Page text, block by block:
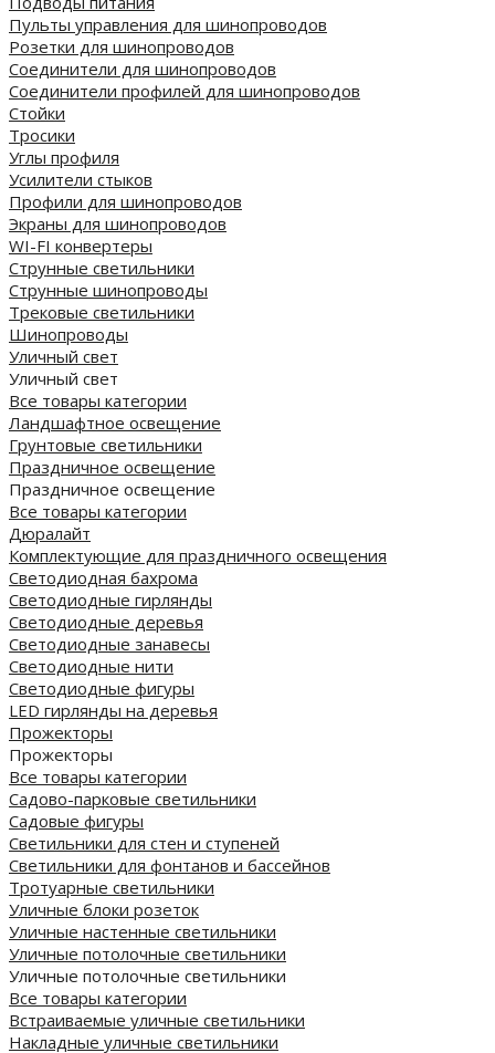
Пульты управления для шинопроводов
Розетки для шинопроводов
Соединители для шинопроводов
Соединители профилей для шинопроводов
Стойки
Тросики
Углы профиля
Усилители стыков
Профили для шинопроводов
Экраны для шинопроводов
WI-FI конвертеры
Струнные светильники
Струнные шинопроводы
Трековые светильники
Шинопроводы
Уличный свет
Уличный свет
Все товары категории
Ландшафтное освещение
Грунтовые светильники
Праздничное освещение
Праздничное освещение
Все товары категории
Дюралайт
Комплектующие для праздничного освещения
Светодиодная бахрома
Светодиодные гирлянды
Светодиодные деревья
Светодиодные занавесы
Светодиодные нити
Светодиодные фигуры
LED гирлянды на деревья
Прожекторы
Прожекторы
Все товары категории
Садово-парковые светильники
Садовые фигуры
Светильники для стен и ступеней
Светильники для фонтанов и бассейнов
Тротуарные светильники
Уличные блоки розеток
Уличные настенные светильники
Уличные потолочные светильники
Уличные потолочные светильники
Все товары категории
Встраиваемые уличные светильники
Накладные уличные светильники